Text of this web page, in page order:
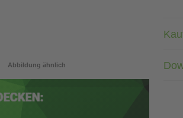
Abbildung ähnlich